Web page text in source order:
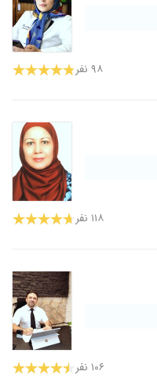
۹۸ نفر
۱۱۸ نفر
۱۰۶ نفر